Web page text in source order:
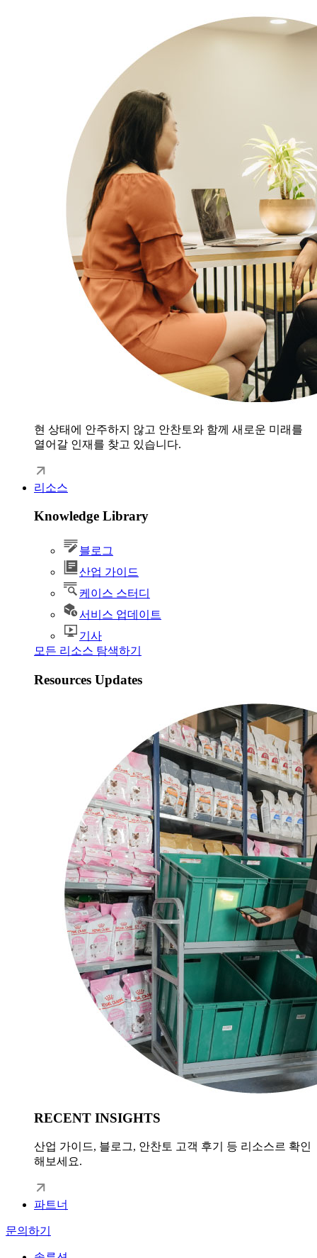
현 상태에 안주하지 않고 안찬토와 함께 새로운 미래를
열어갈 인재를 찾고 있습니다.
리소스
Knowledge Library
블로그
산업 가이드
케이스 스터디
서비스 업데이트
기사
모든 리소스 탐색하기
Resources Updates
RECENT INSIGHTS
산업 가이드, 블로그, 안찬토 고객 후기 등 리소스르 확인
해보세요.
파트너
문의하기